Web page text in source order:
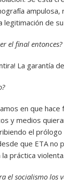
legitimación de
el final
La garantía
en que
y medios
el prólogo
que ETA no
práctica violenta.
el socialismo